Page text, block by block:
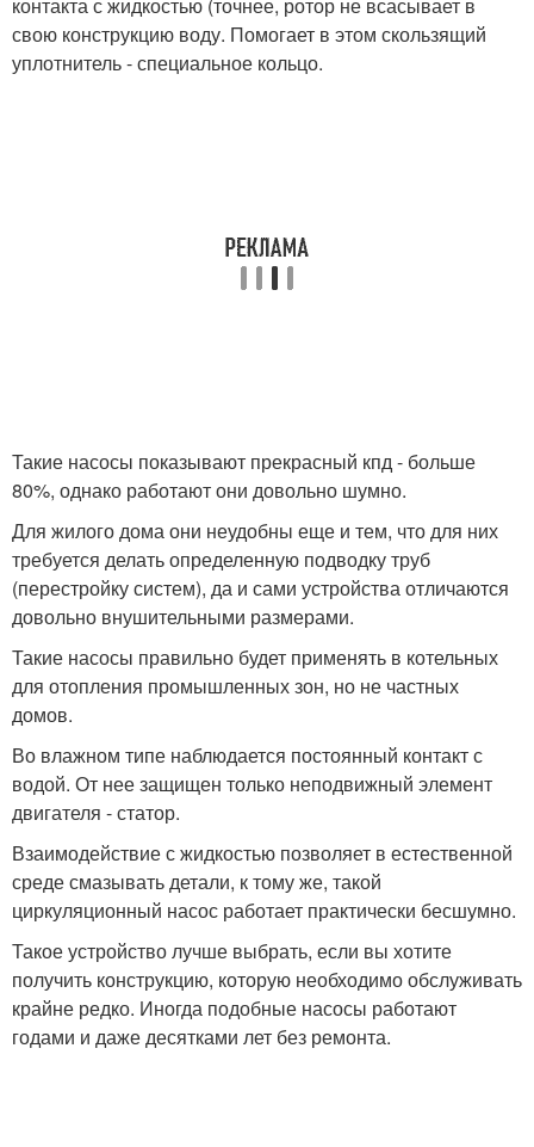
свою конструкцию воду. Помогает в этом скользящий
уплотнитель - специальное кольцо.
Такие насосы показывают прекрасный кпд - больше
80%, однако работают они довольно шумно.
Для жилого дома они неудобны еще и тем, что для них
требуется делать определенную подводку труб
(перестройку систем), да и сами устройства отличаются
довольно внушительными размерами.
Такие насосы правильно будет применять в котельных
для отопления промышленных зон, но не частных
домов.
Во влажном типе наблюдается постоянный контакт с
водой. От нее защищен только неподвижный элемент
двигателя - статор.
Взаимодействие с жидкостью позволяет в естественной
среде смазывать детали, к тому же, такой
циркуляционный насос работает практически бесшумно.
Такое устройство лучше выбрать, если вы хотите
получить конструкцию, которую необходимо обслуживать
крайне редко. Иногда подобные насосы работают
годами и даже десятками лет без ремонта.